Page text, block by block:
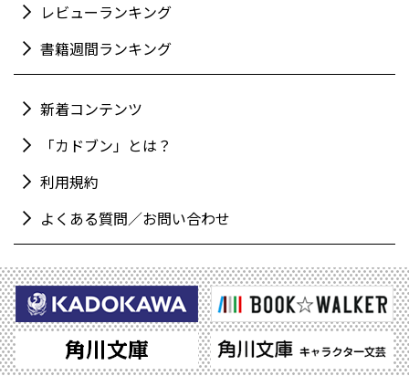
レビューランキング
書籍週間ランキング
新着コンテンツ
「カドブン」とは？
利用規約
よくある質問／お問い合わせ